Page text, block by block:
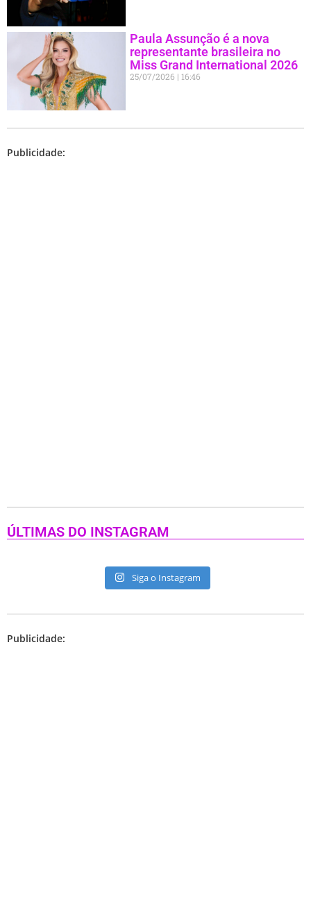
Paula Assunção é a nova
representante brasileira no
Miss Grand International 2026
25/07/2026 16:46
Publicidade:
ÚLTIMAS DO INSTAGRAM
Siga o Instagram
Publicidade: